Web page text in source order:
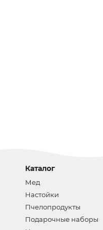
Каталог
Мед
Настойки
Пчелопродукты
Подарочные наборы